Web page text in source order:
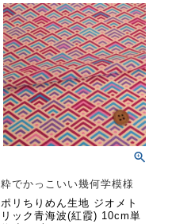
粋でかっこいい幾何学模様
ポリちりめん生地 ジオメト
リック青海波(紅霞) 10cm単